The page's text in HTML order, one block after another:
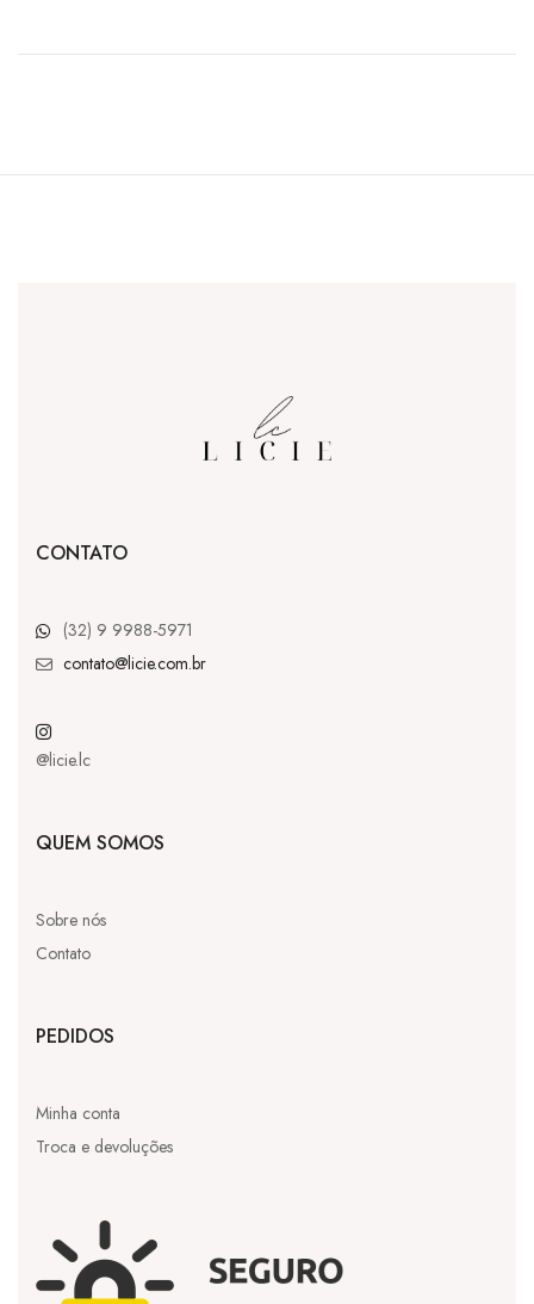
CONTATO
(32) 9 9988-5971
contato@licie.com.br
@licie.lc
QUEM SOMOS
Sobre nós
Contato
PEDIDOS
Minha conta
Troca e devoluções